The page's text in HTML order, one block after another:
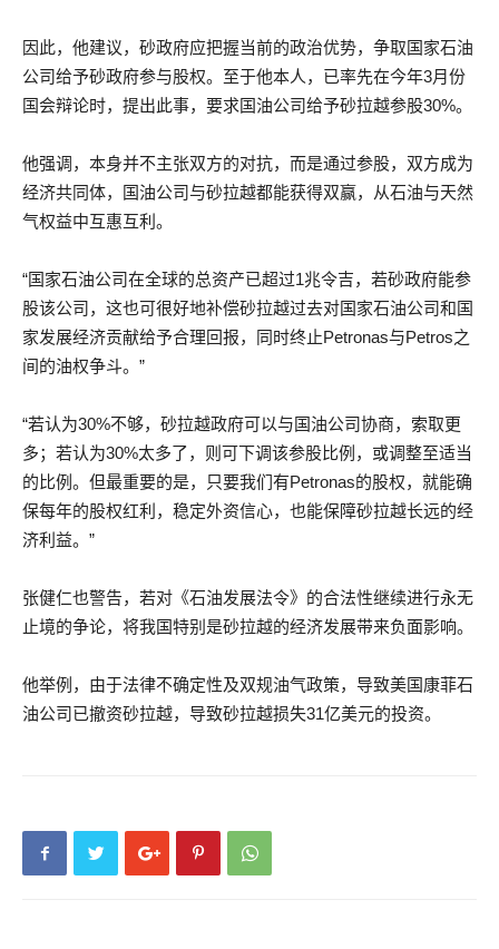
因此，他建议，砂政府应把握当前的政治优势，争取国家石油
公司给予砂政府参与股权。至于他本人，已率先在今年3月份
国会辩论时，提出此事，要求国油公司给予砂拉越参股30%。
他强调，本身并不主张双方的对抗，而是通过参股，双方成为
经济共同体，国油公司与砂拉越都能获得双赢，从石油与天然
气权益中互惠互利。
“国家石油公司在全球的总资产已超过1兆令吉，若砂政府能参
股该公司，这也可很好地补偿砂拉越过去对国家石油公司和国
家发展经济贡献给予合理回报，同时终止Petronas与Petros之
间的油权争斗。”
“若认为30%不够，砂拉越政府可以与国油公司协商，索取更
多；若认为30%太多了，则可下调该参股比例，或调整至适当
的比例。但最重要的是，只要我们有Petronas的股权，就能确
保每年的股权红利，稳定外资信心，也能保障砂拉越长远的经
济利益。”
张健仁也警告，若对《石油发展法令》的合法性继续进行永无
止境的争论，将我国特别是砂拉越的经济发展带来负面影响。
他举例，由于法律不确定性及双规油气政策，导致美国康菲石
油公司已撤资砂拉越，导致砂拉越损失31亿美元的投资。